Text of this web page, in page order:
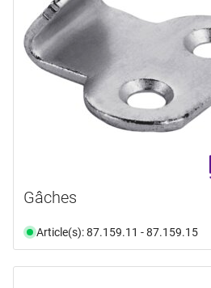
Gâches
Article(s): 87.159.11 - 87.159.15